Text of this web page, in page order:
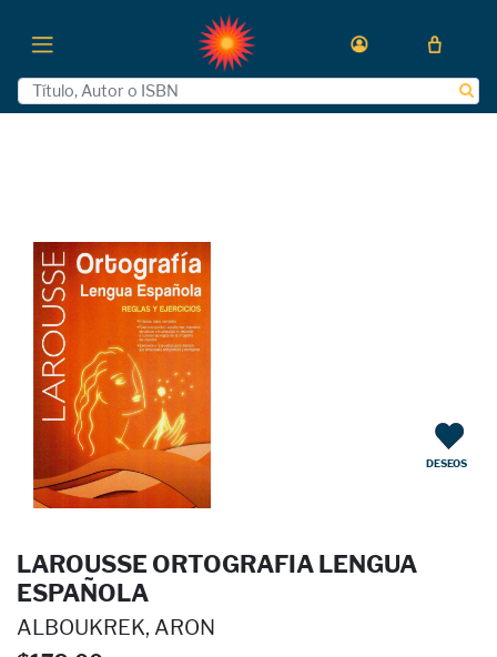
LAROUSSE ORTOGRAFIA LENGUA
ESPAÑOLA
ALBOUKREK, ARON
DESEOS